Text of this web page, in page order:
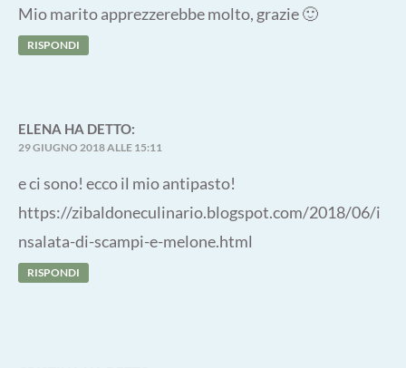
Mio marito apprezzerebbe molto, grazie 🙂
RISPONDI
ELENA HA DETTO:
29 GIUGNO 2018 ALLE 15:11
e ci sono! ecco il mio antipasto!
https://zibaldoneculinario.blogspot.com/2018/06/i
nsalata-di-scampi-e-melone.html
RISPONDI